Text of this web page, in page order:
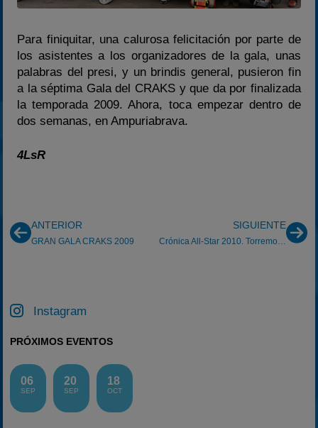
Para finiquitar, una calurosa felicitación por parte de
los asistentes a los organizadores de la gala, unas
palabras del presi, y un brindis general, pusieron fin
a la séptima Gala del CRAKS y que da por finalizada
la temporada 2009. Ahora, toca empezar dentro de
dos semanas, en Ampuriabrava.
4LsR
ANTERIOR
GRAN GALA CRAKS 2009
SIGUIENTE
Instagram
PRÓXIMOS EVENTOS
06
SEP
20
SEP
18
OCT